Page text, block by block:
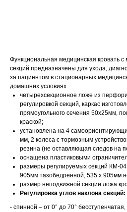
Функциональная медицинская кровать с
секций предназначены для ухода,
за пациентом в стационарных
домашних условиях
четырехсекционное ложе из
регулировкой секций, каркас
прямоугольного сечения 50х25мм,
краской;
установлена на 4
мм, 2 колеса с тормозным
резина (не оставляющая следов на
оснащена пластиковыми
размеры регулируемых секций КМ-
905мм тазобедренной, 535 х 905мм
размер неподвижной секции ложа
Регулировка углов наклона секций:
- спинной – от 0° до 70°